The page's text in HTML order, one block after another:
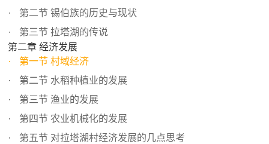
第二节 锡伯族的历史与现状
第三节 拉塔湖的传说
第二章 经济发展
第一节 村域经济
第二节 水稻种植业的发展
第三节 渔业的发展
第四节 农业机械化的发展
第五节 对拉塔湖村经济发展的几点思考